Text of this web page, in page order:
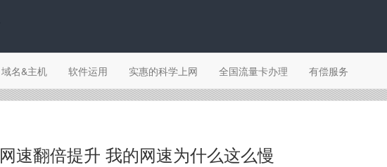
域名&主机 软件运用 实惠的科学上网 全国流量卡办理 有偿服务
网速翻倍提升 我的网速为什么这么慢